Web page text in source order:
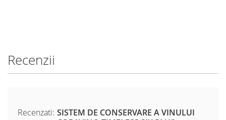
Recenzii
Recenzati: SISTEM DE CONSERVARE A VINULUI